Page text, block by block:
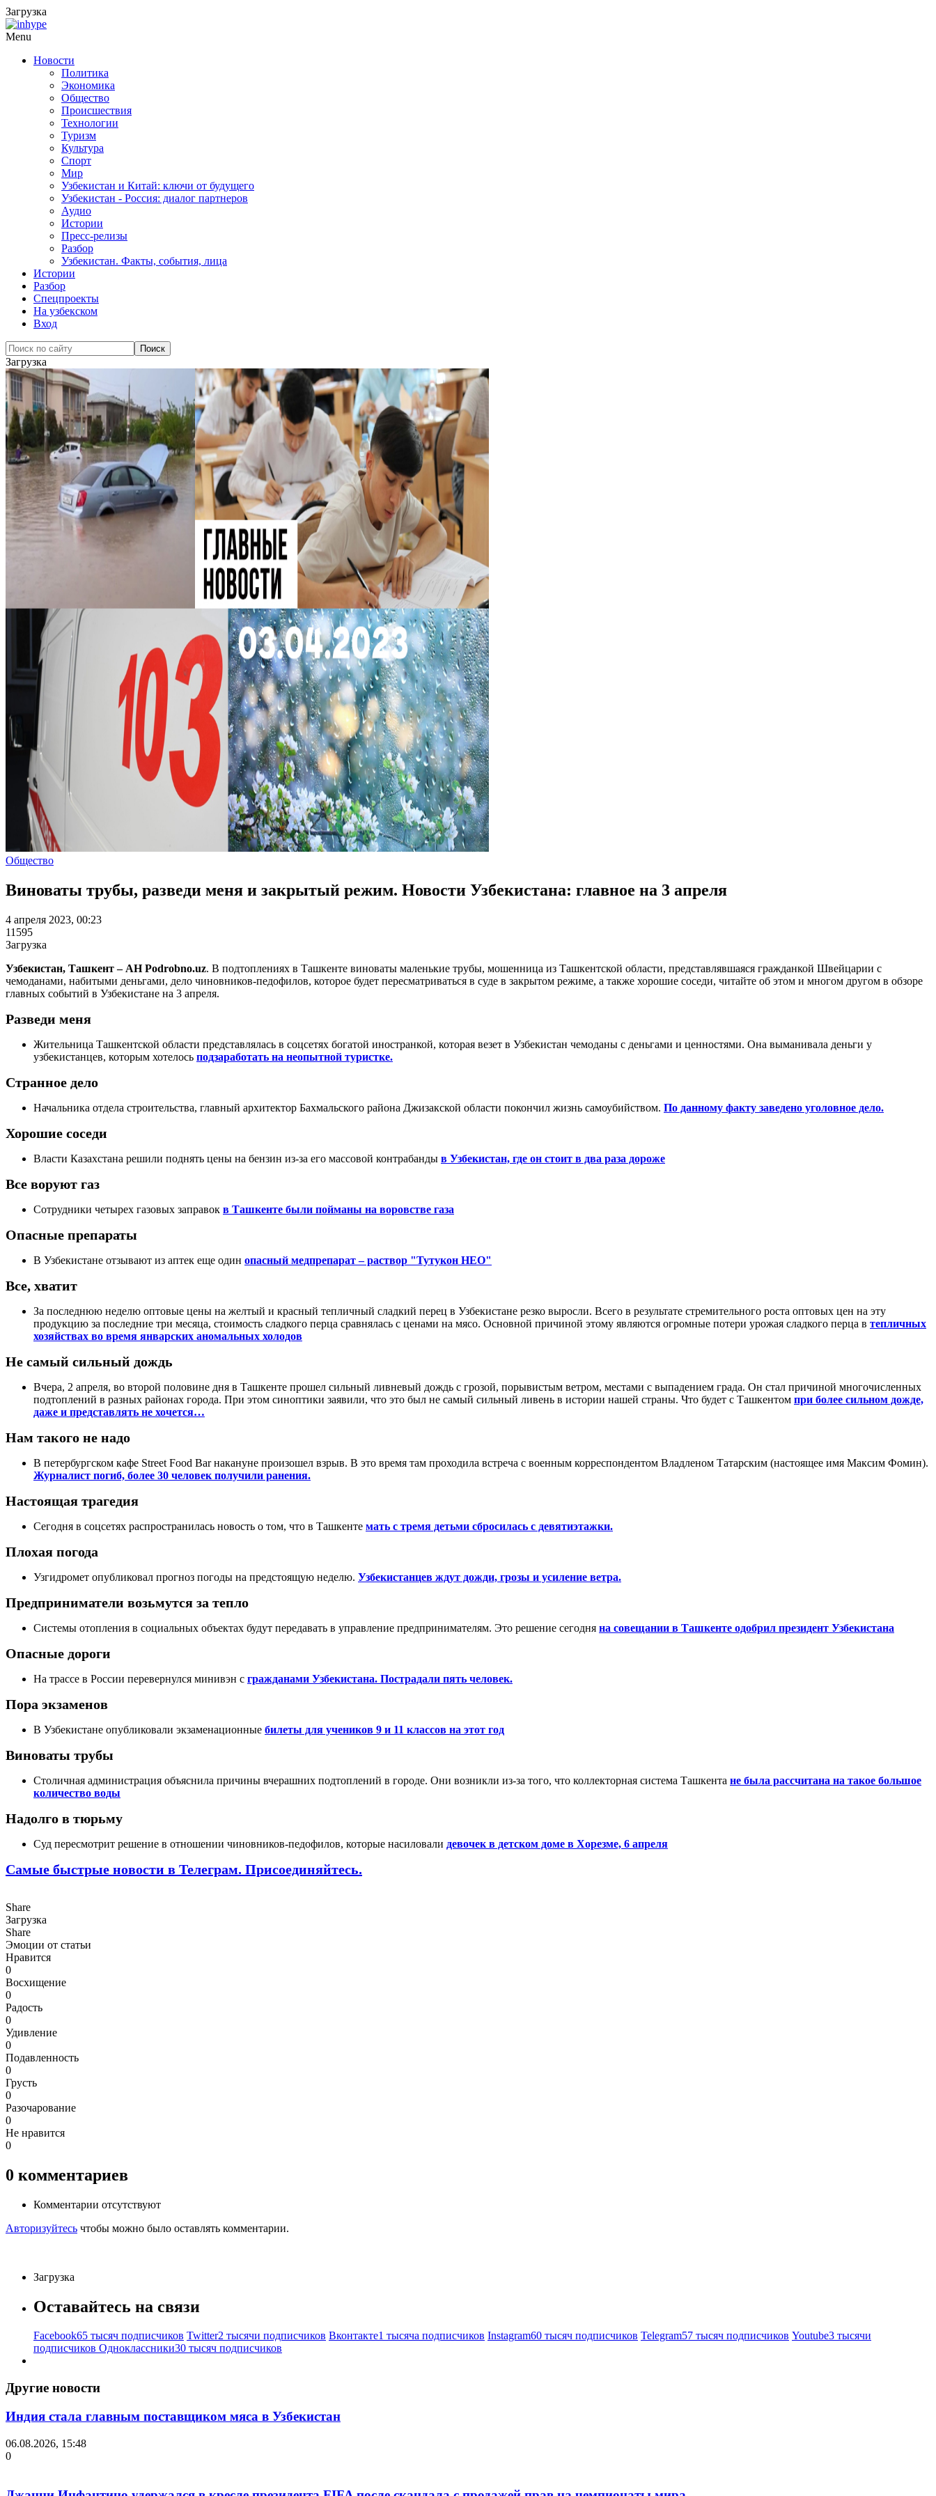
Загрузка
Menu
Новости
Политика
Экономика
Общество
Происшествия
Технологии
Туризм
Культура
Спорт
Мир
Узбекистан и Китай: ключи от будущего
Узбекистан - Россия: диалог партнеров
Аудио
Истории
Пресс-релизы
Разбор
Узбекистан. Факты, события, лица
Истории
Разбор
Спецпроекты
На узбекском
Вход
Загрузка
Общество
Виноваты трубы, разведи меня и закрытый режим. Новости Узбекистана: главное на 3 апреля
4 апреля 2023, 00:23
11595
Загрузка
Узбекистан, Ташкент – АН Podrobno.uz. В подтоплениях в Ташкенте виноваты маленькие трубы, мошенница из Ташкентской области, представлявшаяся гражданкой Швейцарии с
чемоданами, набитыми деньгами, дело чиновников-педофилов, которое будет пересматриваться в суде в закрытом режиме, а также хорошие соседи, читайте об этом и многом другом в обзоре
главных событий в Узбекистане на 3 апреля.
Разведи меня
Жительница Ташкентской области представлялась в соцсетях богатой иностранкой, которая везет в Узбекистан чемоданы с деньгами и ценностями. Она выманивала деньги у
узбекистанцев, которым хотелось подзаработать на неопытной туристке.
Странное дело
Начальника отдела строительства, главный архитектор Бахмальского района Джизакской области покончил жизнь самоубийством. По данному факту заведено уголовное дело.
Хорошие соседи
Власти Казахстана решили поднять цены на бензин из-за его массовой контрабанды в Узбекистан, где он стоит в два раза дороже
Все воруют газ
Сотрудники четырех газовых заправок в Ташкенте были пойманы на воровстве газа
Опасные препараты
В Узбекистане отзывают из аптек еще один опасный медпрепарат – раствор "Тутукон НЕО"
Все, хватит
За последнюю неделю оптовые цены на желтый и красный тепличный сладкий перец в Узбекистане резко выросли. Всего в результате стремительного роста оптовых цен на эту
продукцию за последние три месяца, стоимость сладкого перца сравнялась с ценами на мясо. Основной причиной этому являются огромные потери урожая сладкого перца в тепличных
хозяйствах во время январских аномальных холодов
Не самый сильный дождь
Вчера, 2 апреля, во второй половине дня в Ташкенте прошел сильный ливневый дождь с грозой, порывистым ветром, местами с выпадением града. Он стал причиной многочисленных
подтоплений в разных районах города. При этом синоптики заявили, что это был не самый сильный ливень в истории нашей страны. Что будет с Ташкентом при более сильном дожде,
даже и представлять не хочется…
Нам такого не надо
В петербургском кафе Street Food Bar накануне произошел взрыв. В это время там проходила встреча с военным корреспондентом Владленом Татарским (настоящее имя Максим Фомин).
Журналист погиб, более 30 человек получили ранения.
Настоящая трагедия
Сегодня в соцсетях распространилась новость о том, что в Ташкенте мать с тремя детьми сбросилась с девятиэтажки.
Плохая погода
Узгидромет опубликовал прогноз погоды на предстоящую неделю. Узбекистанцев ждут дожди, грозы и усиление ветра.
Предприниматели возьмутся за тепло
Системы отопления в социальных объектах будут передавать в управление предпринимателям. Это решение сегодня на совещании в Ташкенте одобрил президент Узбекистана
Опасные дороги
На трассе в России перевернулся минивэн с гражданами Узбекистана. Пострадали пять человек.
Пора экзаменов
В Узбекистане опубликовали экзаменационные билеты для учеников 9 и 11 классов на этот год
Виноваты трубы
Столичная администрация объяснила причины вчерашних подтоплений в городе. Они возникли из-за того, что коллекторная система Ташкента не была рассчитана на такое большое
количество воды
Надолго в тюрьму
Суд пересмотрит решение в отношении чиновников-педофилов, которые насиловали девочек в детском доме в Хорезме, 6 апреля
Самые быстрые новости в Телеграм. Присоединяйтесь.
Share
Загрузка
Share
Эмоции от статьи
Нравится
0
Восхищение
0
Радость
0
Удивление
0
Подавленность
0
Грусть
0
Разочарование
0
Не нравится
0
0 комментариев
Комментарии отсутствуют
Авторизуйтесь чтобы можно было оставлять комментарии.
Загрузка
Оставайтесь на связи
Facebook65 тысяч подписчиков Twitter2 тысячи подписчиков Вконтакте1 тысяча подписчиков Instagram60 тысяч подписчиков Telegram57 тысяч подписчиков Youtube3 тысячи
подписчиков Одноклассники30 тысяч подписчиков
Другие новости
Индия стала главным поставщиком мяса в Узбекистан
06.08.2026, 15:48
0